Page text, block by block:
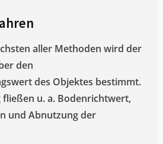
aller Methoden wird der
den
des Objektes bestimmt.
fließen u. a. Bodenrichtwert,
und Abnutzung der